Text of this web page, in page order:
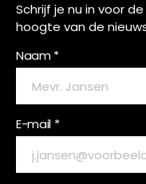
Schrijf je nu in voor
hoogte van de
Naam *
E-mail *